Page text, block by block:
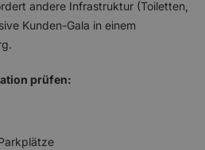
andere Infrastruktur (Toiletten,
Kunden-Gala in einem
prüfen: